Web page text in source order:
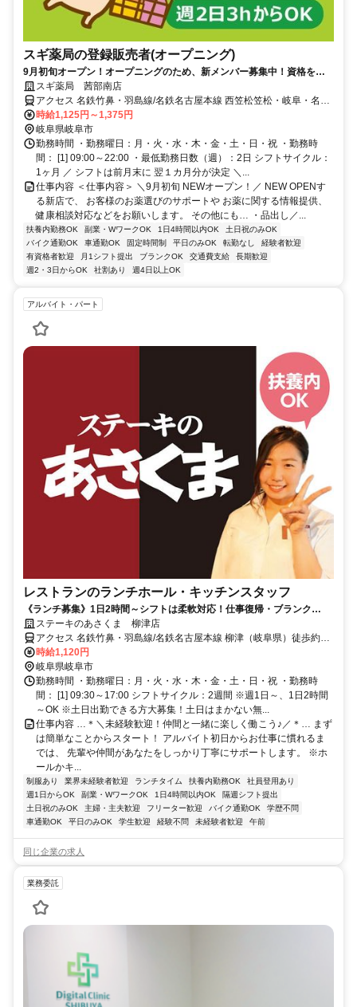
スギ薬局の登録販売者(オープニング)
9月初旬オープン！オープニングのため、新メンバー募集中！資格を活
かして働ける／週2日～OK
スギ薬局 茜部南店
アクセス 名鉄竹鼻・羽島線/名鉄名古屋本線 西笠松笠松・岐阜・名古
屋方面口徒歩約22分、名鉄竹鼻・羽島線/名鉄名古屋本線 柳津（岐阜
県）徒歩約23分、名鉄竹鼻・羽島線 笠松西口徒歩約26分
時給1,125円～1,375円
岐阜県岐阜市
勤務時間 ・勤務曜日：月・火・水・木・金・土・日・祝 ・勤務時
間： [1] 09:00～22:00 ・最低勤務日数（週）：2日 シフトサイクル：
1ヶ月 ／ シフトは前月末に 翌１カ月分が決定 ＼...
仕事内容 ＜仕事内容＞ ＼9月初旬 NEWオープン！／ NEW OPENす
る新店で、 お客様のお薬選びのサポートや お薬に関する情報提供、
健康相談対応などをお願いします。 その他にも… ・品出し／...
扶養内勤務OK 副業・WワークOK 1日4時間以内OK
土日祝のみOK
バイク通勤OK
車通勤OK 固定時間制 平日のみOK 転勤なし
経験者歓迎
有資格者歓迎
月1シフト提出 ブランクOK 交通費支給
長期歓迎
週2・3日からOK
社割あり 週4日以上OK
アルバイト・パート
レストランのランチホール・キッチンスタッフ
《ランチ募集》1日2時間～シフトは柔軟対応！仕事復帰・ブランク
OK！お子さんやご家庭両立の働き方を応援♪
ステーキのあさくま 柳津店
アクセス 名鉄竹鼻・羽島線/名鉄名古屋本線 柳津（岐阜県）徒歩約13
分、名鉄竹鼻・羽島線/名鉄名古屋本線 西笠松笠松・岐阜・名古屋方
面口徒歩約14分、名鉄竹鼻・羽島線 笠松西口徒歩約24分 名鉄竹鼻線
柳津駅より徒歩15分
時給1,120円
岐阜県岐阜市
勤務時間 ・勤務曜日：月・火・水・木・金・土・日・祝 ・勤務時
間： [1] 09:30～17:00 シフトサイクル：2週間 ※週1日～、1日2時間
～OK ※土日出勤できる方大募集！土日はまかない無...
仕事内容 …＊＼未経験歓迎！仲間と一緒に楽しく働こう♪／＊… まず
は簡単なことからスタート！ アルバイト初日からお仕事に慣れるま
では、 先輩や仲間があなたをしっかり丁寧にサポートします。 ※ホ
ールかキ...
制服あり 業界未経験者歓迎 ランチタイム 扶養内勤務OK
社員登用あり
週1日からOK
副業・WワークOK 1日4時間以内OK
隔週シフト提出
土日祝のみOK
主婦・主夫歓迎 フリーター歓迎 バイク通勤OK
学歴不問
車通勤OK
平日のみOK 学生歓迎 経験不問 未経験者歓迎 午前
同じ企業の求人
業務委託